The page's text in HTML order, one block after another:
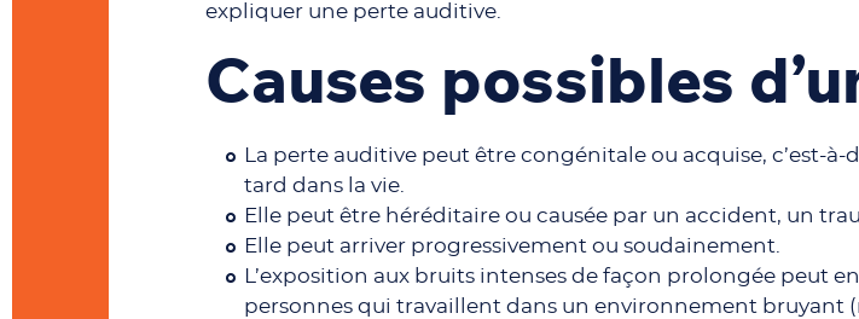
expliquer une perte auditive.
Causes possibles
La perte auditive peut être congénitale ou acquise, c’est-
tard dans la vie.
Elle peut être héréditaire ou causée par un accident, un
Elle peut arriver progressivement ou soudainement.
L’exposition aux bruits intenses de façon prolongée peut
personnes qui travaillent dans un environnement bruyant